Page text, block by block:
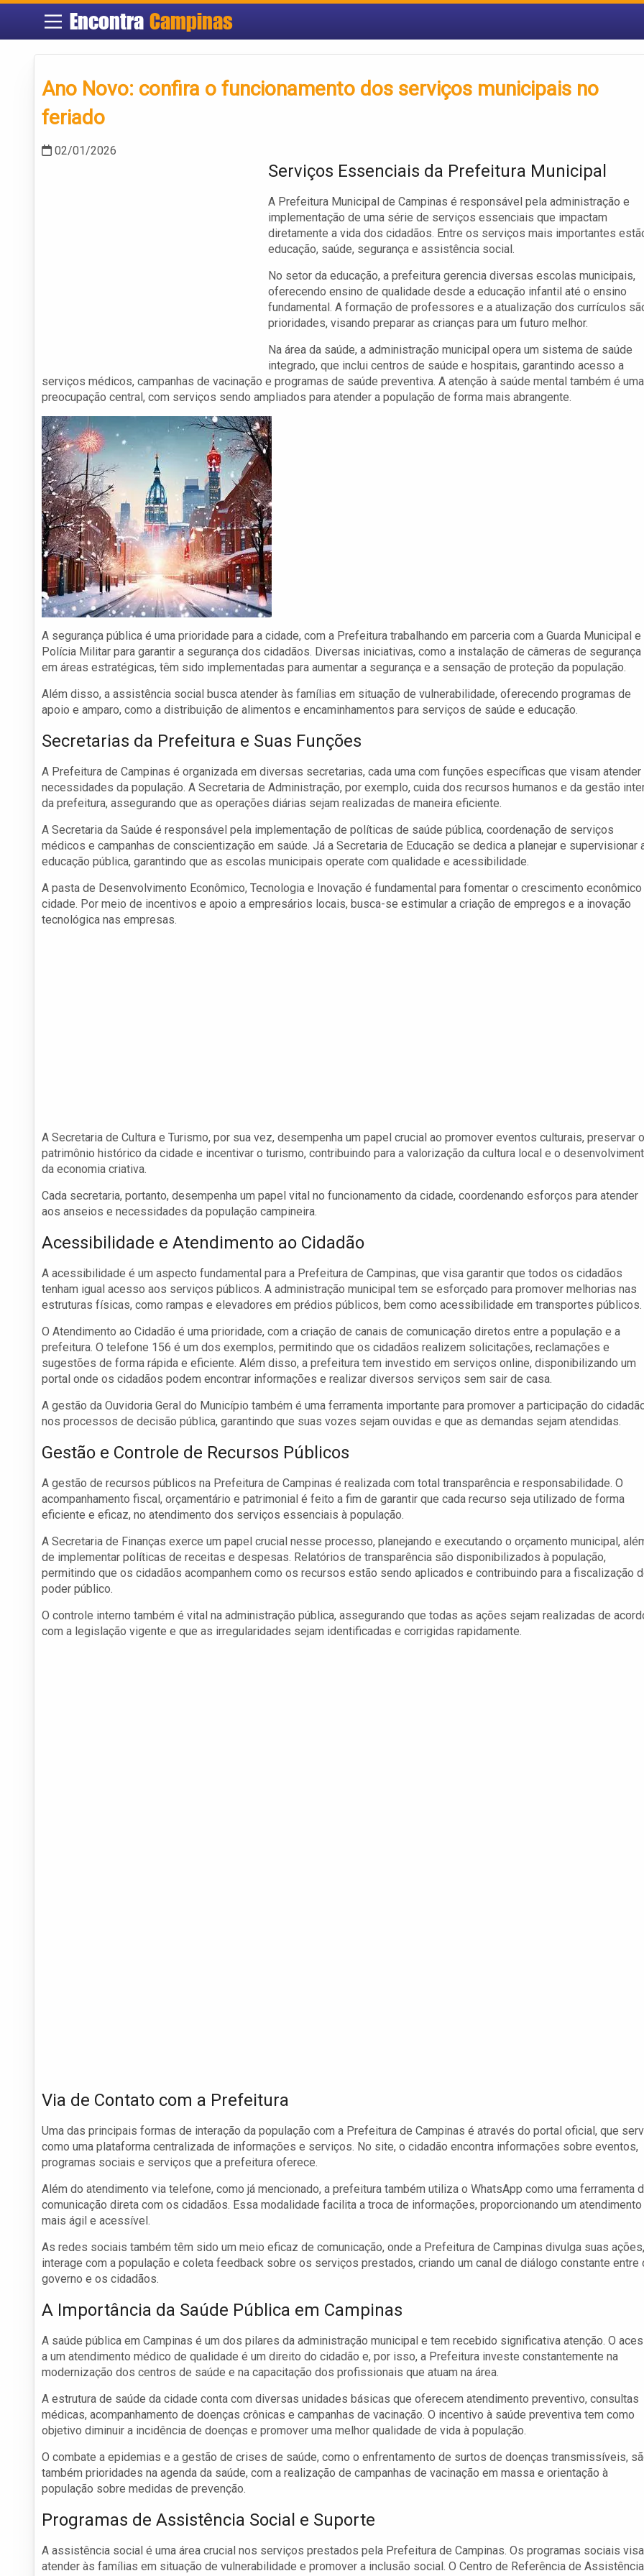
EncontraCampinas
Ano Novo: confira o funcionamento dos serviços municipais no
feriado
02/01/2026
Serviços Essenciais da Prefeitura Municipal
A Prefeitura Municipal de Campinas é responsável pela administração e
implementação de uma série de serviços essenciais que impactam
diretamente a vida dos cidadãos. Entre os serviços mais importantes
educação, saúde, segurança e assistência social.
No setor da educação, a prefeitura gerencia diversas escolas municipais,
oferecendo ensino de qualidade desde a educação infantil até o ensino
fundamental. A formação de professores e a atualização dos currículos
prioridades, visando preparar as crianças para um futuro melhor.
Na área da saúde, a administração municipal opera um sistema de saúde
integrado, que inclui centros de saúde e hospitais, garantindo acesso a
serviços médicos, campanhas de vacinação e programas de saúde preventiva. A atenção à saúde mental também é uma
preocupação central, com serviços sendo ampliados para atender a população de forma mais abrangente.
A segurança pública é uma prioridade para a cidade, com a Prefeitura trabalhando em parceria com a Guarda Municipal e
Polícia Militar para garantir a segurança dos cidadãos. Diversas iniciativas, como a instalação de câmeras de segurança
em áreas estratégicas, têm sido implementadas para aumentar a segurança e a sensação de proteção da população.
Além disso, a assistência social busca atender às famílias em situação de vulnerabilidade, oferecendo programas de
apoio e amparo, como a distribuição de alimentos e encaminhamentos para serviços de saúde e educação.
Secretarias da Prefeitura e Suas Funções
A Prefeitura de Campinas é organizada em diversas secretarias, cada uma com funções específicas que visam atender
necessidades da população. A Secretaria de Administração, por exemplo, cuida dos recursos humanos e da gestão
da prefeitura, assegurando que as operações diárias sejam realizadas de maneira eficiente.
A Secretaria da Saúde é responsável pela implementação de políticas de saúde pública, coordenação de serviços
médicos e campanhas de conscientização em saúde. Já a Secretaria de Educação se dedica a planejar e supervisionar
educação pública, garantindo que as escolas municipais operate com qualidade e acessibilidade.
A pasta de Desenvolvimento Econômico, Tecnologia e Inovação é fundamental para fomentar o crescimento econômico
cidade. Por meio de incentivos e apoio a empresários locais, busca-se estimular a criação de empregos e a inovação
tecnológica nas empresas.
A Secretaria de Cultura e Turismo, por sua vez, desempenha um papel crucial ao promover eventos culturais, preservar o
patrimônio histórico da cidade e incentivar o turismo, contribuindo para a valorização da cultura local e o
da economia criativa.
Cada secretaria, portanto, desempenha um papel vital no funcionamento da cidade, coordenando esforços para atender
aos anseios e necessidades da população campineira.
Acessibilidade e Atendimento ao Cidadão
A acessibilidade é um aspecto fundamental para a Prefeitura de Campinas, que visa garantir que todos os cidadãos
tenham igual acesso aos serviços públicos. A administração municipal tem se esforçado para promover melhorias nas
estruturas físicas, como rampas e elevadores em prédios públicos, bem como acessibilidade em transportes públicos.
O Atendimento ao Cidadão é uma prioridade, com a criação de canais de comunicação diretos entre a população e a
prefeitura. O telefone 156 é um dos exemplos, permitindo que os cidadãos realizem solicitações, reclamações e
sugestões de forma rápida e eficiente. Além disso, a prefeitura tem investido em serviços online, disponibilizando um
portal onde os cidadãos podem encontrar informações e realizar diversos serviços sem sair de casa.
A gestão da Ouvidoria Geral do Município também é uma ferramenta importante para promover a participação do
nos processos de decisão pública, garantindo que suas vozes sejam ouvidas e que as demandas sejam atendidas.
Gestão e Controle de Recursos Públicos
A gestão de recursos públicos na Prefeitura de Campinas é realizada com total transparência e responsabilidade. O
acompanhamento fiscal, orçamentário e patrimonial é feito a fim de garantir que cada recurso seja utilizado de forma
eficiente e eficaz, no atendimento dos serviços essenciais à população.
A Secretaria de Finanças exerce um papel crucial nesse processo, planejando e executando o orçamento municipal,
de implementar políticas de receitas e despesas. Relatórios de transparência são disponibilizados à população,
permitindo que os cidadãos acompanhem como os recursos estão sendo aplicados e contribuindo para a fiscalização
poder público.
O controle interno também é vital na administração pública, assegurando que todas as ações sejam realizadas de
com a legislação vigente e que as irregularidades sejam identificadas e corrigidas rapidamente.
Via de Contato com a Prefeitura
Uma das principais formas de interação da população com a Prefeitura de Campinas é através do portal oficial, que
como uma plataforma centralizada de informações e serviços. No site, o cidadão encontra informações sobre eventos,
programas sociais e serviços que a prefeitura oferece.
Além do atendimento via telefone, como já mencionado, a prefeitura também utiliza o WhatsApp como uma ferramenta
comunicação direta com os cidadãos. Essa modalidade facilita a troca de informações, proporcionando um atendimento
mais ágil e acessível.
As redes sociais também têm sido um meio eficaz de comunicação, onde a Prefeitura de Campinas divulga suas ações,
interage com a população e coleta feedback sobre os serviços prestados, criando um canal de diálogo constante entre
governo e os cidadãos.
A Importância da Saúde Pública em Campinas
A saúde pública em Campinas é um dos pilares da administração municipal e tem recebido significativa atenção. O
a um atendimento médico de qualidade é um direito do cidadão e, por isso, a Prefeitura investe constantemente na
modernização dos centros de saúde e na capacitação dos profissionais que atuam na área.
A estrutura de saúde da cidade conta com diversas unidades básicas que oferecem atendimento preventivo, consultas
médicas, acompanhamento de doenças crônicas e campanhas de vacinação. O incentivo à saúde preventiva tem como
objetivo diminuir a incidência de doenças e promover uma melhor qualidade de vida à população.
O combate a epidemias e a gestão de crises de saúde, como o enfrentamento de surtos de doenças transmissíveis,
também prioridades na agenda da saúde, com a realização de campanhas de vacinação em massa e orientação à
população sobre medidas de prevenção.
Programas de Assistência Social e Suporte
A assistência social é uma área crucial nos serviços prestados pela Prefeitura de Campinas. Os programas sociais
atender às famílias em situação de vulnerabilidade e promover a inclusão social. O Centro de Referência de Assistência